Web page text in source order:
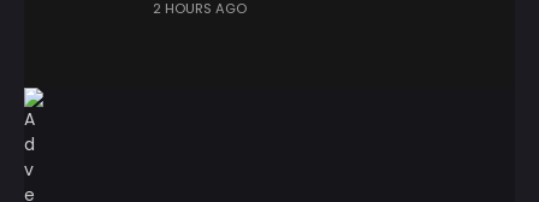
2 HOURS AGO